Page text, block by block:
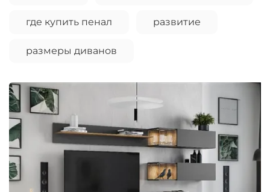
где купить пенал развитие
размеры диванов